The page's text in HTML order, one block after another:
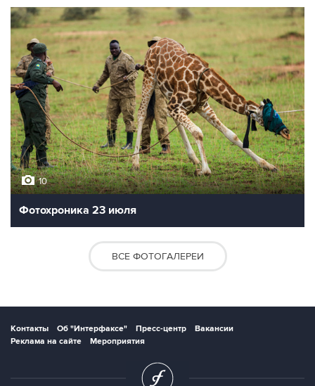
10
Фотохроника 23 июля
ВСЕ ФОТОГАЛЕРЕИ
Контакты Об "Интерфаксе" Пресс-центр
Вакансии
Реклама на сайте
Мероприятия